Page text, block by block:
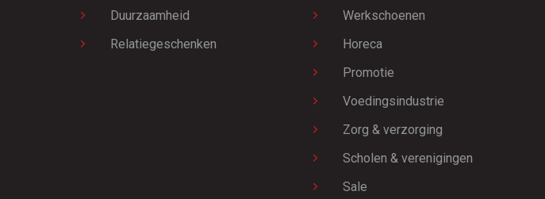
Duurzaamheid
Relatiegeschenken
Werkschoenen
Horeca
Promotie
Voedingsindustrie
Zorg & verzorging
Scholen & verenigingen
Sale